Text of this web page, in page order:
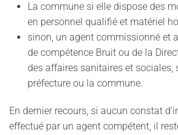
La commune si elle dispose des
en personnel qualifié et matériel
sinon, un agent commissionné et
de compétence Bruit ou de la
des affaires sanitaires et sociales,
préfecture ou la commune.
En dernier recours, si aucun constat
effectué par un agent compétent, il